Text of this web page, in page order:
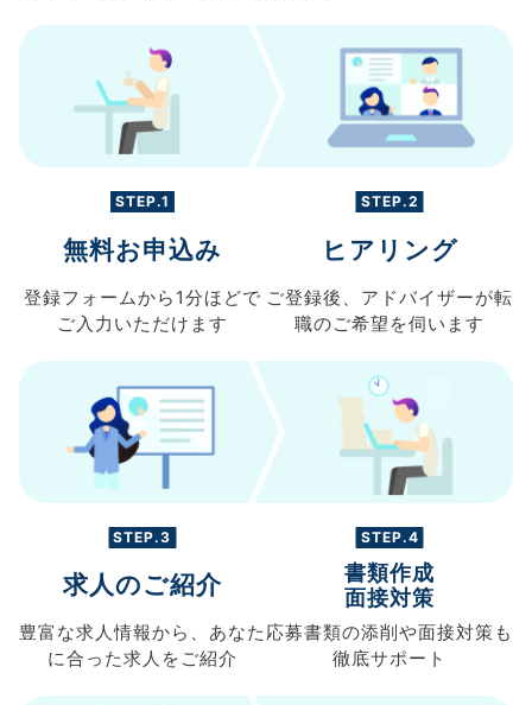
STEP.1
無料お申込み
登録フォームから 1分ほどで
ご入力 いただけます
STEP.2
ヒアリング
ご登録後、 アドバイザーが転
職のご希望を伺います
STEP.3
求人のご紹介
豊富な求人情報から、 あなた
に合った求人を ご紹介
STEP.4
書類作成
面接対策
応募書類の添削や面接対策も
徹底サポート